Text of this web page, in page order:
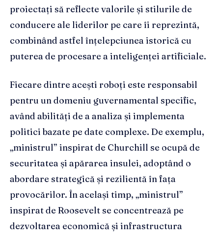
proiectați să reflecte valorile și stilurile de
conducere ale liderilor pe care îi reprezintă,
combinând astfel înțelepciunea istorică cu
puterea de procesare a inteligenței artificiale.
Fiecare dintre acești roboți este responsabil
pentru un domeniu guvernamental specific,
având abilități de a analiza și implementa
politici bazate pe date complexe. De exemplu,
„ministrul” inspirat de Churchill se ocupă de
securitatea și apărarea insulei, adoptând o
abordare strategică și rezilientă în fața
provocărilor. În același timp, „ministrul”
inspirat de Roosevelt se concentrează pe
dezvoltarea economică și infrastructura